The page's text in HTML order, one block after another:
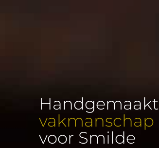
Handgemaakt
vakmanschap
voor Smilde